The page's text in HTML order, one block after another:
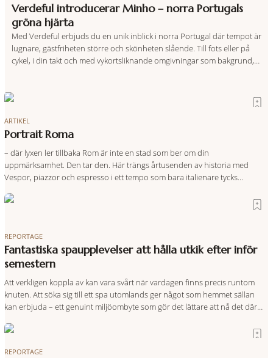
Verdeful introducerar Minho – norra Portugals
gröna hjärta
Med Verdeful erbjuds du en unik inblick i norra Portugal där tempot är
lugnare, gästfriheten större och skönheten slående. Till fots eller på
cykel, i din takt och med vykortsliknande omgivningar som bakgrund,
det
ARTIKEL
Portrait Roma
– där lyxen ler tillbaka Rom är inte en stad som ber om din
uppmärksamhet. Den tar den. Här trängs årtusenden av historia med
Vespor, piazzor och espresso i ett tempo som bara italienare tycks
Portrait Roma – ett hotell som lyckas med
REPORTAGE
Fantastiska spaupplevelser att hålla utkik efter inför
semestern
Att verkligen koppla av kan vara svårt när vardagen finns precis runtom
knuten. Att söka sig till ett spa utomlands ger något som hemmet sällan
kan erbjuda – ett genuint miljöombyte som gör det lättare att nå det där
vet exakt vilka
REPORTAGE